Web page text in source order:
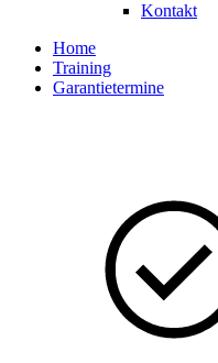
Kontakt
Home
Training
Garantietermine